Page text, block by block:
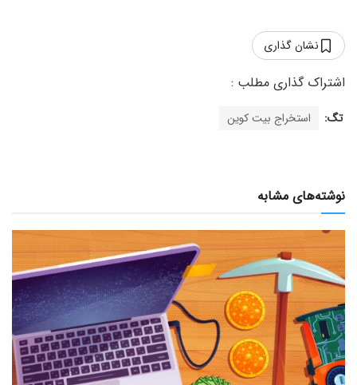
نشان گذاری
تگ: استخراج بیت کوین
نوشته‌های مشابه